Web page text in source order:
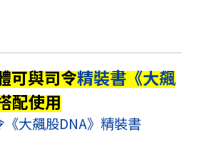
可與司令精裝書《大飆
配使用
《大飆股DNA》精裝書